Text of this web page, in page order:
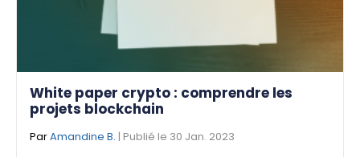
White paper crypto : comprendre les
projets blockchain
ParAmandine B. | Publié le 30 Jan. 2023